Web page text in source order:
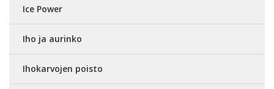
Ice Power
Iho ja aurinko
Ihokarvojen poisto